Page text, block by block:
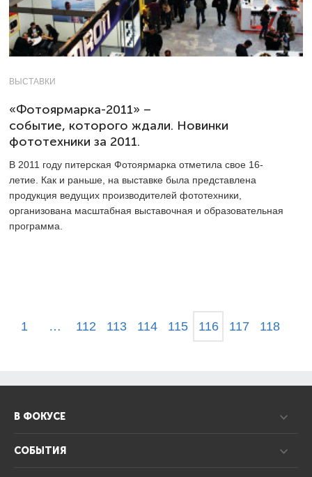
ВЫСТАВКИ
«Фотоярмарка-2011» –
событие, которого ждали. Новинки
фототехники за 2011.
В 2011 году питерская Фотоярмарка отметила свое 16-
летие. Как и раньше, на выставке была представлена
продукция ведущих производителей фототехники,
организована масштабная выставочная и образовательная
программа.
1 … 112 113 114 115 116 117 118
В ФОКУСЕ
СОБЫТИЯ